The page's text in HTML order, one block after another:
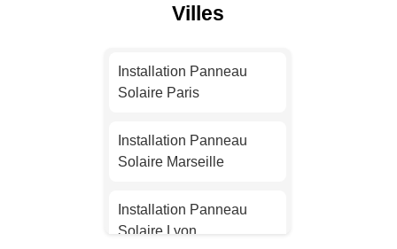
Villes
Installation Panneau
Solaire Paris
Installation Panneau
Solaire Marseille
Installation Panneau
Solaire Lyon